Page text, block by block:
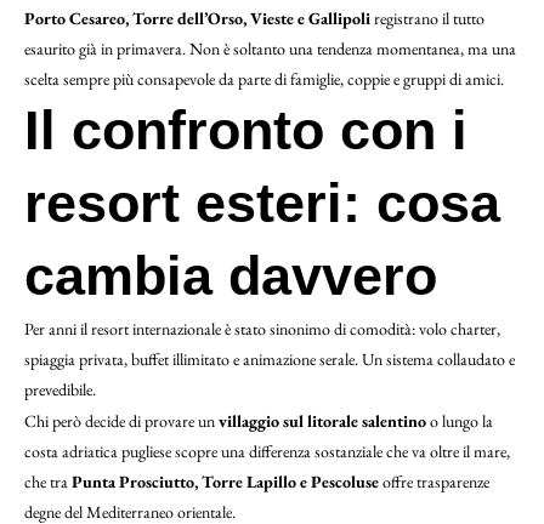
Porto Cesareo, Torre dell’Orso, Vieste e Gallipoliregistrano il tutto
esaurito già in primavera. Non è soltanto una tendenza momentanea, ma una
scelta sempre più consapevole da parte di famiglie, coppie e gruppi di amici.
Il confronto con i
resort esteri: cosa
cambia davvero
Per anni il resort internazionale è stato sinonimo di comodità: volo charter,
spiaggia privata, buffet illimitato e animazione serale. Un sistema collaudato e
prevedibile.
Chi però decide di provare unvillaggio sul litorale salentinoo lungo la
costa adriatica pugliese scopre una differenza sostanziale che va oltre il mare,
che traPunta Prosciutto, Torre Lapillo e Pescoluseoffre trasparenze
degne del Mediterraneo orientale.